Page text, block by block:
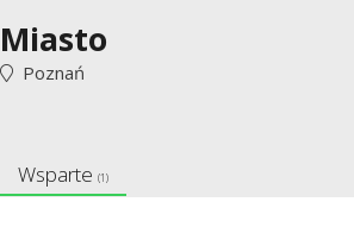
Miasto
Poznań
Wsparte (1)